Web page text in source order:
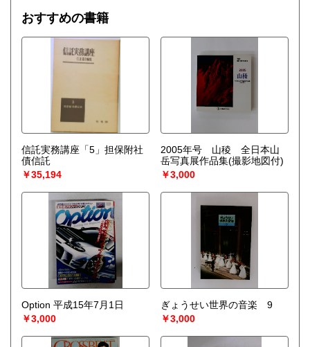
おすすめの書籍
信託実務講座「5」担保附社
債信託
￥35,194
2005年号 山稜 全日本山
岳写真展作品集(撮影地図付)
￥3,000
Option 平成15年7月1日
￥3,000
ぎょうせい世界の音楽 9
￥3,000